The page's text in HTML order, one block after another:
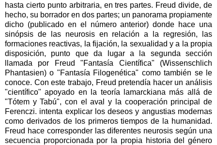
hasta cierto punto arbitraria, en tres partes. Freud divide, de
hecho, su borrador en dos partes; un panorama propiamente
dicho (publicado en el número anterior) donde hace una
sinópsis de las neurosis en relación a la regresión, las
formaciones reactivas, la fijación, la sexualidad y a la propia
disposición, punto que da lugar a la segunda sección
llamada por Freud "Fantasía Científica" (Wissenschlich
Phantasien) o "Fantasía Filogenética" como también se le
conoce. Con este trabajo, Freud pretendía hacer un análisis
"científico" apoyado en la teoría lamarckiana más allá de
"Tótem y Tabú", con el aval y la cooperación principal de
Ferenczi. intenta explicar los deseos y angustias modernas
como derivados de los primeros tiempos de la humanidad.
Freud hace corresponder las diferentes neurosis según una
secuencia proporcionada por la propia historia del género